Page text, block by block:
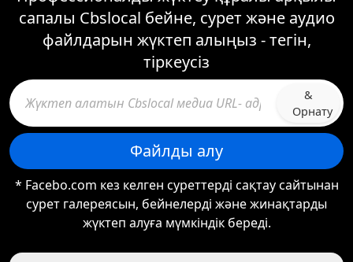
сапалы Cbslocal бейне, сурет және аудио
файлдарын жүктеп алыңыз - тегін,
тіркеусіз
&
Орнату
Файлды алу
* Facebo.com кез келген суреттерді сақтау сайтынан
сурет галереясын, бейнелерді және жинақтарды
жүктеп алуға мүмкіндік береді.